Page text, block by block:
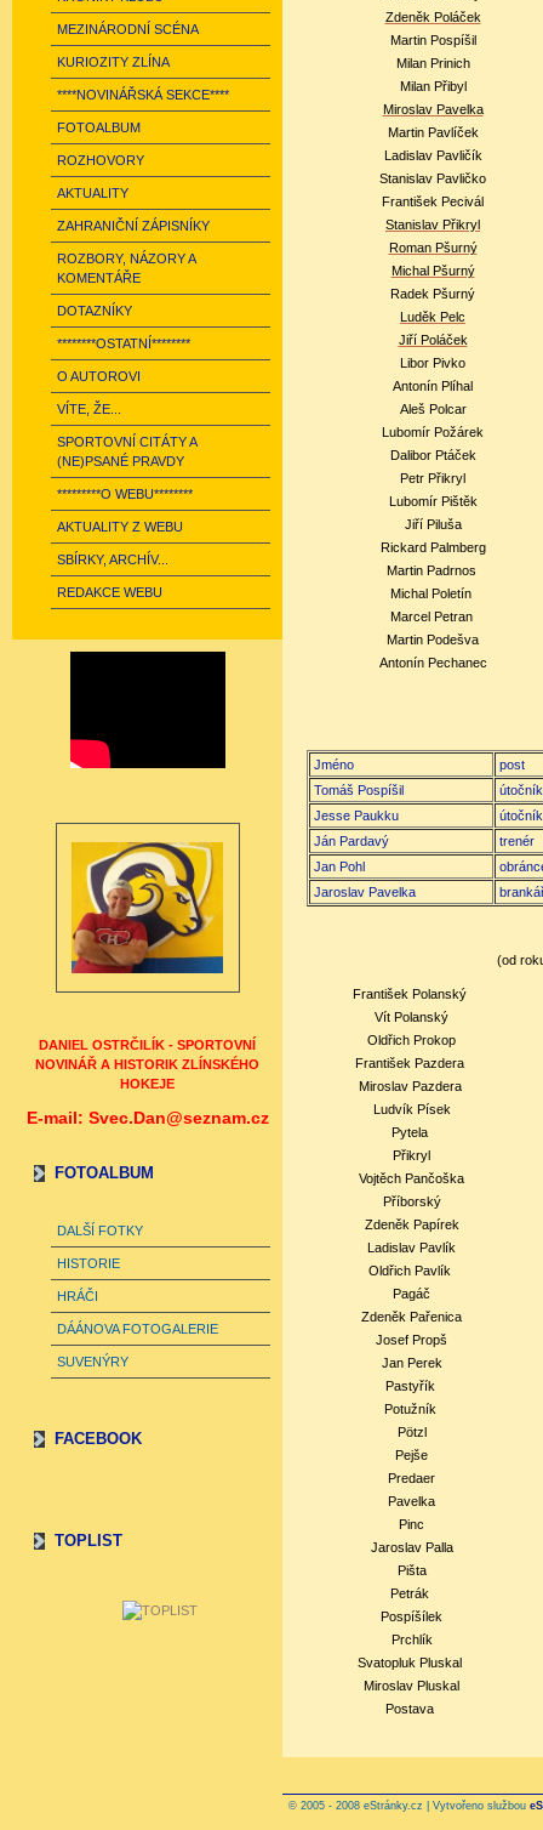
MEZINÁRODNÍ SCÉNA
KURIOZITY ZLÍNA
****NOVINÁŘSKÁ SEKCE****
FOTOALBUM
ROZHOVORY
AKTUALITY
ZAHRANIČNÍ ZÁPISNÍKY
ROZBORY, NÁZORY A
KOMENTÁŘE
DOTAZNÍKY
********OSTATNÍ********
O AUTOROVI
VÍTE, ŽE...
SPORTOVNÍ CITÁTY A
(NE)PSANÉ PRAVDY
*********O WEBU********
AKTUALITY Z WEBU
SBÍRKY, ARCHÍV...
REDAKCE WEBU
DANIEL OSTRČILÍK - SPORTOVNÍ
NOVINÁŘ A HISTORIK ZLÍNSKÉHO
HOKEJE
E-mail: Svec.Dan@seznam.cz
FOTOALBUM
DALŠÍ FOTKY
HISTORIE
HRÁČI
DÁÁNOVA FOTOGALERIE
SUVENÝRY
FACEBOOK
TOPLIST
Zdeněk Poláček
Martin Pospíšil
Milan Prinich
Milan Přibyl
Miroslav Pavelka
Martin Pavlíček
Ladislav Pavličík
Stanislav Pavličko
František Pecivál
Stanislav Přikryl
Roman Pšurný
Michal Pšurný
Radek Pšurný
Luděk Pelc
Jiří Poláček
Libor Pivko
Antonín Plíhal
Aleš Polcar
Lubomír Požárek
Dalibor Ptáček
Petr Přikryl
Lubomír Pištěk
Jiří Piluša
Rickard Palmberg
Martin Padrnos
Michal Poletín
Marcel Petran
Martin Podešva
Antonín Pechanec
Jméno
post
Tomáš Pospíšil
útočník
Jesse Paukku
útočník
Ján Pardavý
trenér
Jan Pohl
Jaroslav Pavelka
(od
František Polanský
Vít Polanský
Oldřich Prokop
František Pazdera
Miroslav Pazdera
Ludvík Písek
Pytela
Přikryl
Vojtěch Pančoška
Příborský
Zdeněk Papírek
Ladislav Pavlík
Oldřich Pavlík
Pagáč
Zdeněk Pařenica
Josef Propš
Jan Perek
Pastyřík
Potužník
Pötzl
Pejše
Predaer
Pavelka
Pinc
Jaroslav Palla
Pišta
Petrák
Pospíšílek
Prchlík
Svatopluk Pluskal
Miroslav Pluskal
Postava
© 2005 - 2008 eStránky.cz | Vytvořeno službou